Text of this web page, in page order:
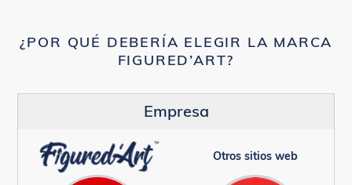
¿POR QUÉ DEBERÍA ELEGIR LA MARCA
FIGURED’ART?
Empresa
Otros sitios web